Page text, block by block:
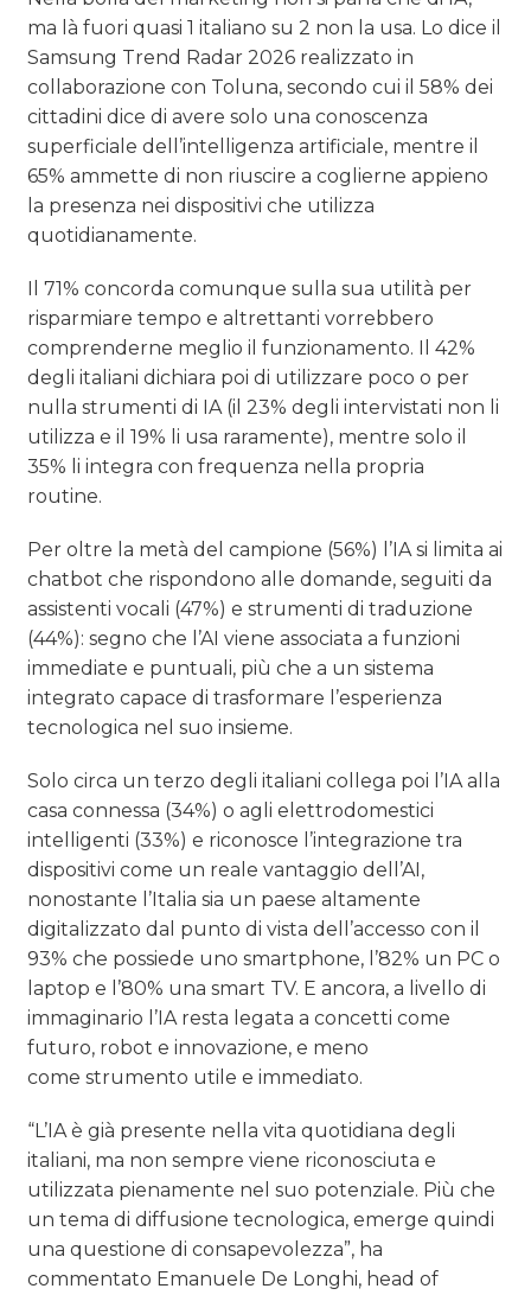
ma là fuori quasi 1 italiano su 2 non la usa. Lo dice il
Samsung Trend Radar 2026 realizzato in
collaborazione con Toluna, secondo cui il 58% dei
cittadini dice di avere solo una conoscenza
superficiale dell’intelligenza artificiale, mentre il
65% ammette di non riuscire a coglierne appieno
la presenza nei dispositivi che utilizza
quotidianamente.
Il 71% concorda comunque sulla sua utilità per
risparmiare tempo e altrettanti vorrebbero
comprenderne meglio il funzionamento. Il 42%
degli italiani dichiara poi di utilizzare poco o per
nulla strumenti di IA (il 23% degli intervistati non li
utilizza e il 19% li usa raramente), mentre solo il
35% li integra con frequenza nella propria
routine.
Per oltre la metà del campione (56%) l’IA si limita ai
chatbot che rispondono alle domande, seguiti da
assistenti vocali (47%) e strumenti di traduzione
(44%): segno che l’AI viene associata a funzioni
immediate e puntuali, più che a un sistema
integrato capace di trasformare l’esperienza
tecnologica nel suo insieme.
Solo circa un terzo degli italiani collega poi l’IA alla
casa connessa (34%) o agli elettrodomestici
intelligenti (33%) e riconosce l’integrazione tra
dispositivi come un reale vantaggio dell’AI,
nonostante l’Italia sia un paese altamente
digitalizzato dal punto di vista dell’accesso con il
93% che possiede uno smartphone, l’82% un PC o
laptop e l’80% una smart TV. E ancora, a livello di
immaginario l’IA resta legata a concetti come
futuro, robot e innovazione, e meno
come strumento utile e immediato.
“L’IA è già presente nella vita quotidiana degli
italiani, ma non sempre viene riconosciuta e
utilizzata pienamente nel suo potenziale. Più che
un tema di diffusione tecnologica, emerge quindi
una questione di consapevolezza”, ha
commentato Emanuele De Longhi, head of